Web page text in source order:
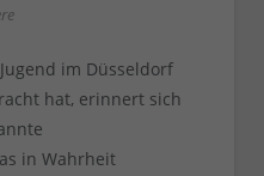
im Düsseldorf
hat, erinnert sich
in Wahrheit